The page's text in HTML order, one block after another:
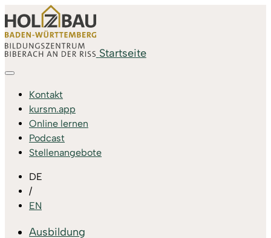
Startseite
Kontakt
kursm.app
Online lernen
Podcast
Stellenangebote
DE
/
EN
Ausbildung